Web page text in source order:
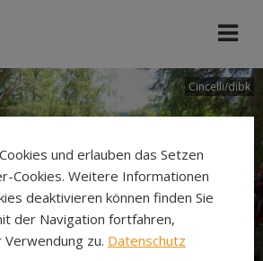
Cincelli/dibk
und erlauben das Setzen
Cookies. Weitere Informationen
deaktivieren können finden Sie
der Navigation fortfahren,
zu. Datenschutz